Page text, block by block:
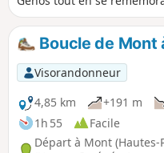
grande difficulté, il est
un temps sec, les pierres
temps de pluie.
Boucle de Mont
Visorandonneur
4,85 km
+191 m
1h 55
Facile
Départ à Mont (Hautes-